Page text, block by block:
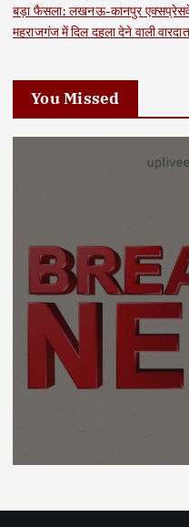
बड़ा फैसला: लखनऊ-कानपुर
महराजगंज में दिल दहला देने वाली
You Missed